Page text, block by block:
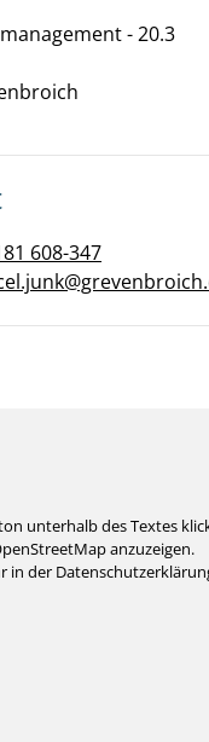
- 20.3
608-347
unterhalb des Textes
anzuzeigen.
in der